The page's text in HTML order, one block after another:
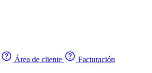
Área de cliente
Facturación